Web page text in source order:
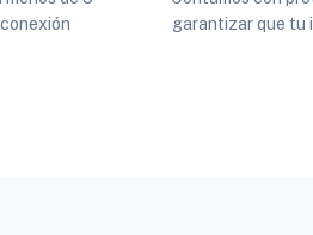
garantizar que tu